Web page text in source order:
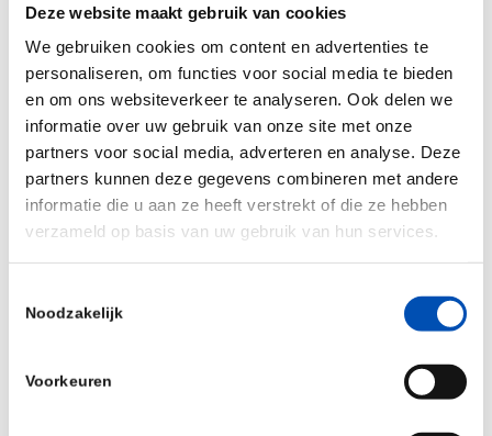
Deze website maakt gebruik van cookies
We gebruiken cookies om content en advertenties te
personaliseren, om functies voor social media te bieden
en om ons websiteverkeer te analyseren. Ook delen we
informatie over uw gebruik van onze site met onze
partners voor social media, adverteren en analyse. Deze
partners kunnen deze gegevens combineren met andere
informatie die u aan ze heeft verstrekt of die ze hebben
verzameld op basis van uw gebruik van hun services.
Noodzakelijk
Voorkeuren
Kom eens praten over de (werk)mogelijkheden die
er te vinden zijn en het geweldige netwerk en de
gemeenschap van Utrecht Science Park.
Praktische informatie
Datum en tijd:21 mei, tijd nader te bepalen.
Lokatie:Beatrix gebouw, Jaarbeurs Utrecht
Voor meer informatie over het evenement en om